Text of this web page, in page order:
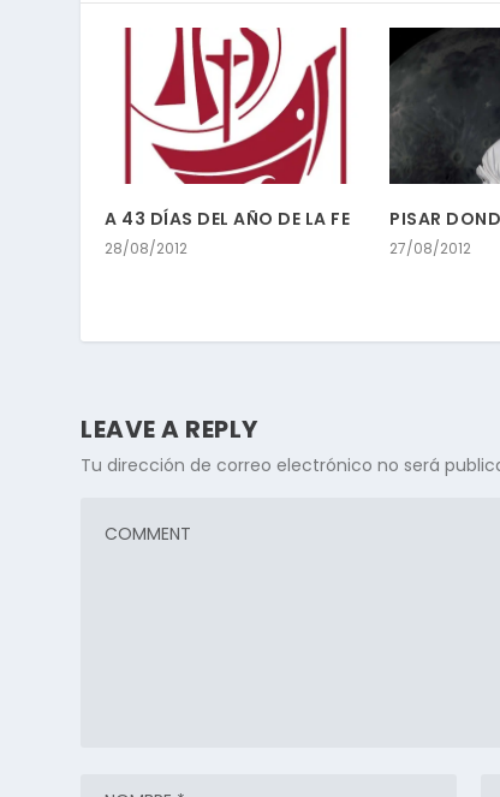
A 43 DÍAS DEL AÑO DE LA FE
28/08/2012
PISAR
27/08/2012
LEAVE A REPLY
Tu dirección de correo electrónico no será